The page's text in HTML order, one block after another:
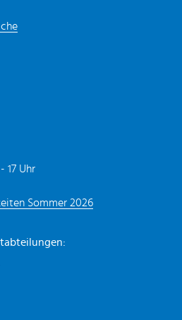
17 Uhr
Sommer 2026